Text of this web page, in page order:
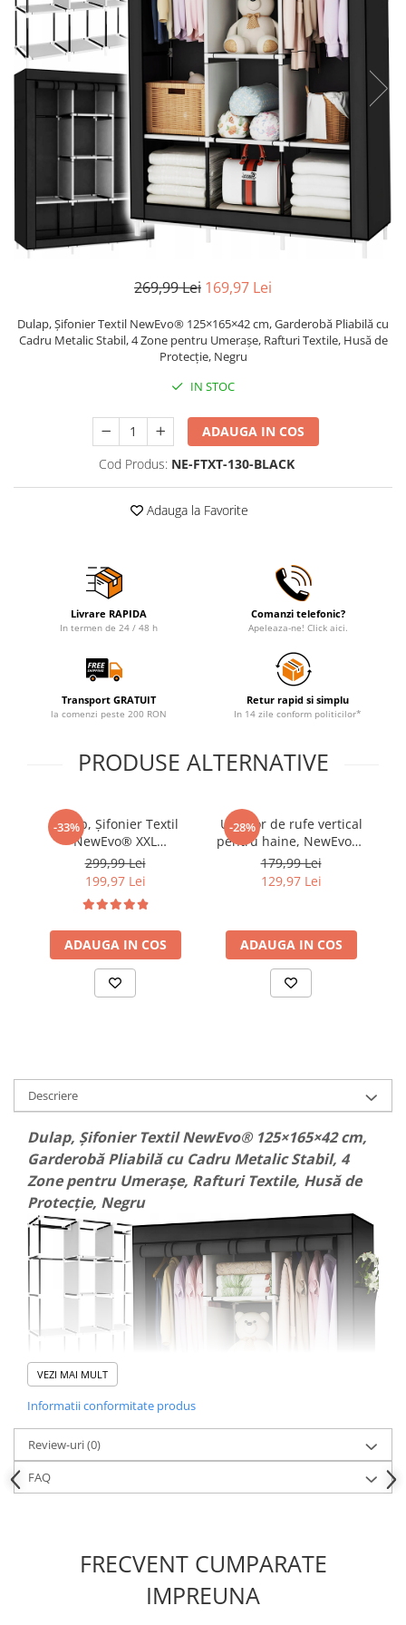
Pistoale de lipit
Termometre bucatarie
Tigai si Seturi
Unelte si aparate de masura
Veioze si Lampi
Vopsele si Pigmenti
Perii de par electrice
Uscatoare de par
269,99 Lei 169,97 Lei
Dulap, Șifonier Textil NewEvo® 125×165×42 cm, Garderobă Pliabilă cu
Cadru Metalic Stabil, 4 Zone pentru Umerașe, Rafturi Textile, Husă de
Protecție, Negru
IN STOC
ADAUGA IN COS
Cod Produs: NE-FTXT-130-BLACK
Adauga la Favorite
Livrare RAPIDA
In termen de 24 / 48 h
Comanzi telefonic?
Apeleaza-ne! Click aici.
Transport GRATUIT
la comenzi peste 200 RON
Retur rapid si simplu
In 14 zile conform politicilor*
PRODUSE ALTERNATIVE
-33%
Dulap, Șifonier Textil
NewEvo® XXL
165×165×42 cm,
Garderobă Pliabilă cu
Cadru Metalic Ranforsat,
2 Bare pentru Umerașe,
Multiple Rafturi, Husă cu
Fermoare Duble, Material
Respirabil, Gri
299,99 Lei
199,97 Lei
ADAUGA IN COS
-28%
Uscator de rufe vertical
pentru haine, NewEvo®,
3 nivele, pliabil, 14
suporturi pentru
umerase, mobil pe roti,
179,99 Lei
129,97 Lei
ADAUGA IN COS
Descriere
Dulap, Șifonier Textil NewEvo® 125×165×42 cm,
Garderobă Pliabilă cu Cadru Metalic Stabil, 4
Zone pentru Umerașe, Rafturi Textile, Husă de
Protecție, Negru
🏠 Dulapul textil NewEvo –
organizare inteligentă pentru
VEZI MAI MULT
Informatii conformitate produs
Review-uri(0)
FAQ
FRECVENT CUMPARATE
IMPREUNA